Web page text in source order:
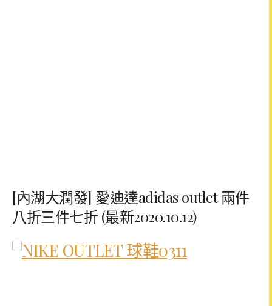
[內湖大潤發] 愛迪達adidas outlet 兩件
八折三件七折 (最新2020.10.12)